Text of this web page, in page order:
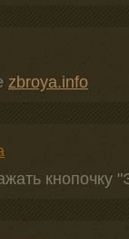
zbroya.info
кнопочку